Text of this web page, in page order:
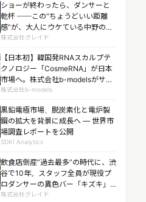
ショーが終わったら、ダンサーと
乾杯 ──この“ちょうどいい距離
感”が、大人にウケている中野の
「ネオスナックがおー」リニュー
株式会社グレイド
【日本初】韓国発RNAスカルプテ
クノロジー「CosmeRNA」が日本
市場へ。株式会社b-modelsがサロ
ン向け導入を開始。エアインジェ
実施。
株式会社b-models
黒鉛電極市場、脱炭素化と電炉製
鋼の拡大を背景に成長へ ― 世界市
場調査レポートを公開
SDKI Analytics
飲食店倒産”過去最多”の時代に、渋
谷で10年。スタッフ全員が現役プ
ロダンサーの異色バー「キズキ」
が10周年記念ショー「Ｘ-エック
株式会社グレイド